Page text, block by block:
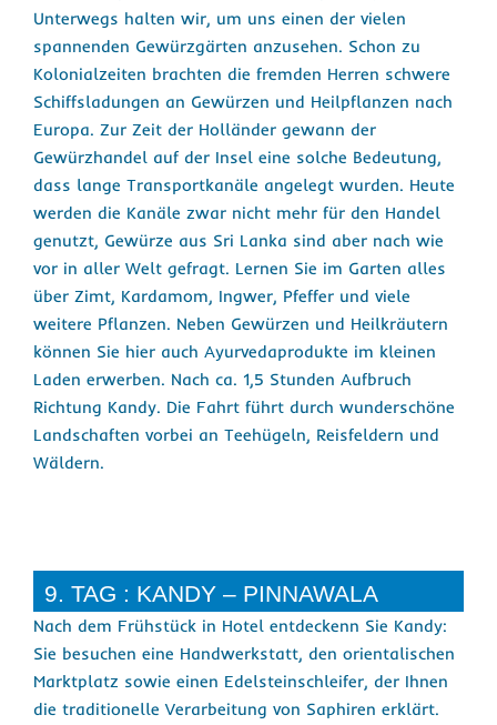
Unterwegs halten wir, um uns einen der vielen
spannenden Gewürzgärten anzusehen. Schon zu
Kolonialzeiten brachten die fremden Herren schwere
Schiffsladungen an Gewürzen und Heilpflanzen nach
Europa. Zur Zeit der Holländer gewann der
Gewürzhandel auf der Insel eine solche Bedeutung,
dass lange Transportkanäle angelegt wurden. Heute
werden die Kanäle zwar nicht mehr für den Handel
genutzt, Gewürze aus Sri Lanka sind aber nach wie
vor in aller Welt gefragt. Lernen Sie im Garten alles
über Zimt, Kardamom, Ingwer, Pfeffer und viele
weitere Pflanzen. Neben Gewürzen und Heilkräutern
können Sie hier auch Ayurvedaprodukte im kleinen
Laden erwerben. Nach ca. 1,5 Stunden Aufbruch
Richtung Kandy. Die Fahrt führt durch wunderschöne
Landschaften vorbei an Teehügeln, Reisfeldern und
Wäldern.
9. TAG : KANDY – PINNAWALA
Nach dem Frühstück in Hotel entdeckenn Sie Kandy:
Sie besuchen eine Handwerkstatt, den orientalischen
Marktplatz sowie einen Edelsteinschleifer, der Ihnen
die traditionelle Verarbeitung von Saphiren erklärt.